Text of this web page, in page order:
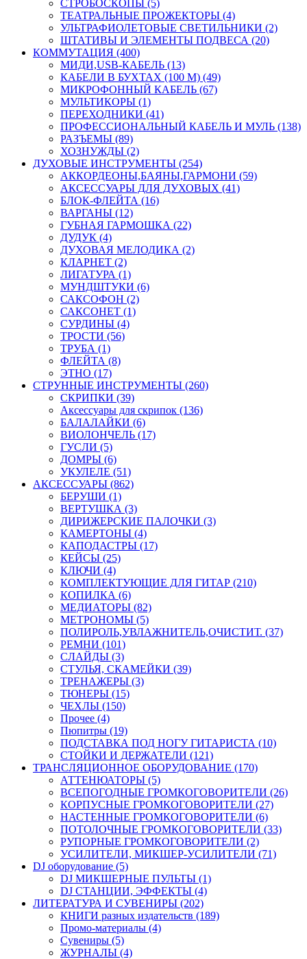
СТРОБОСКОПЫ (5)
ТЕАТРАЛЬНЫЕ ПРОЖЕКТОРЫ (4)
УЛЬТРАФИОЛЕТОВЫЕ СВЕТИЛЬНИКИ (2)
ШТАТИВЫ И ЭЛЕМЕНТЫ ПОДВЕСА (20)
КОММУТАЦИЯ (400)
МИДИ,USB-КАБЕЛЬ (13)
КАБЕЛИ В БУХТАХ (100 М) (49)
МИКРОФОННЫЙ КАБЕЛЬ (67)
МУЛЬТИКОРЫ (1)
ПЕРЕХОДНИКИ (41)
ПРОФЕССИОНАЛЬНЫЙ КАБЕЛЬ И МУЛЬ (138)
РАЗЪЕМЫ (89)
ХОЗНУЖДЫ (2)
ДУХОВЫЕ ИНСТРУМЕНТЫ (254)
АККОРДЕОНЫ,БАЯНЫ,ГАРМОНИ (59)
АКСЕССУАРЫ ДЛЯ ДУХОВЫХ (41)
БЛОК-ФЛЕЙТА (16)
ВАРГАНЫ (12)
ГУБНАЯ ГАРМОШКА (22)
ДУДУК (4)
ДУХОВАЯ МЕЛОДИКА (2)
КЛАРНЕТ (2)
ЛИГАТУРА (1)
МУНДШТУКИ (6)
САКСОФОН (2)
САКСОНЕТ (1)
СУРДИНЫ (4)
ТРОСТИ (56)
ТРУБА (1)
ФЛЕЙТА (8)
ЭТНО (17)
СТРУННЫЕ ИНСТРУМЕНТЫ (260)
СКРИПКИ (39)
Аксессуары для скрипок (136)
БАЛАЛАЙКИ (6)
ВИОЛОНЧЕЛЬ (17)
ГУСЛИ (5)
ДОМРЫ (6)
УКУЛЕЛЕ (51)
АКСЕССУАРЫ (862)
БЕРУШИ (1)
ВЕРТУШКА (3)
ДИРИЖЕРСКИЕ ПАЛОЧКИ (3)
КАМЕРТОНЫ (4)
КАПОДАСТРЫ (17)
КЕЙСЫ (25)
КЛЮЧИ (4)
КОМПЛЕКТУЮЩИЕ ДЛЯ ГИТАР (210)
КОПИЛКА (6)
МЕДИАТОРЫ (82)
МЕТРОНОМЫ (5)
ПОЛИРОЛЬ,УВЛАЖНИТЕЛЬ,ОЧИСТИТ. (37)
РЕМНИ (101)
СЛАЙДЫ (3)
СТУЛЬЯ, СКАМЕЙКИ (39)
ТРЕНАЖЕРЫ (3)
ТЮНЕРЫ (15)
ЧЕХЛЫ (150)
Прочее (4)
Пюпитры (19)
ПОДСТАВКА ПОД НОГУ ГИТАРИСТА (10)
СТОЙКИ И ДЕРЖАТЕЛИ (121)
ТРАНСЛЯЦИОННОЕ ОБОРУДОВАНИЕ (170)
АТТЕНЮАТОРЫ (5)
ВСЕПОГОДНЫЕ ГРОМКОГОВОРИТЕЛИ (26)
КОРПУСНЫЕ ГРОМКОГОВОРИТЕЛИ (27)
НАСТЕННЫЕ ГРОМКОГОВОРИТЕЛИ (6)
ПОТОЛОЧНЫЕ ГРОМКОГОВОРИТЕЛИ (33)
РУПОРНЫЕ ГРОМКОГОВОРИТЕЛИ (2)
УСИЛИТЕЛИ, МИКШЕР-УСИЛИТЕЛИ (71)
DJ оборудование (5)
DJ МИКШЕРНЫЕ ПУЛЬТЫ (1)
DJ СТАНЦИИ, ЭФФЕКТЫ (4)
ЛИТЕРАТУРА И СУВЕНИРЫ (202)
КНИГИ разных издательств (189)
Промо-материалы (4)
Сувениры (5)
ЖУРНАЛЫ (4)